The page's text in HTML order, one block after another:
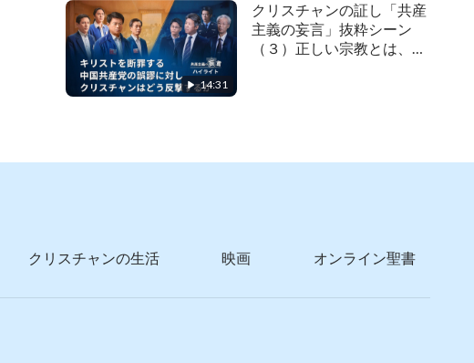
14:31
クリスチャンの証し「共産
主義の妄言」抜粋シーン
（３）正しい宗教とは、邪
クリスチャンの生活 映画 オンライン聖書